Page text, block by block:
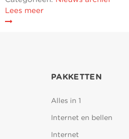
Lees meer
PAKKETTEN
Alles in 1
Internet en bellen
Internet